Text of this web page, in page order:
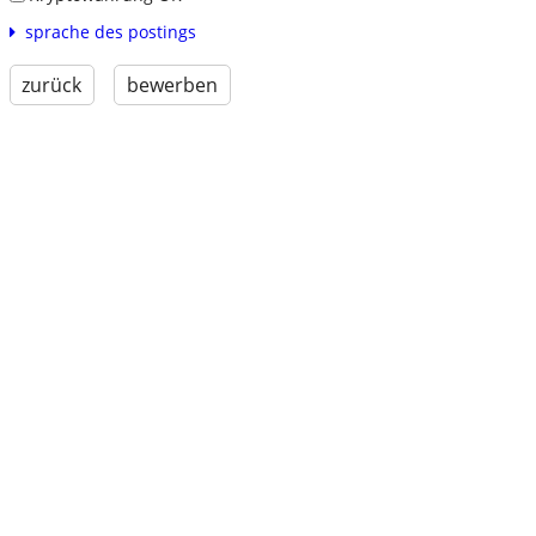
sprache des postings
zurück bewerben